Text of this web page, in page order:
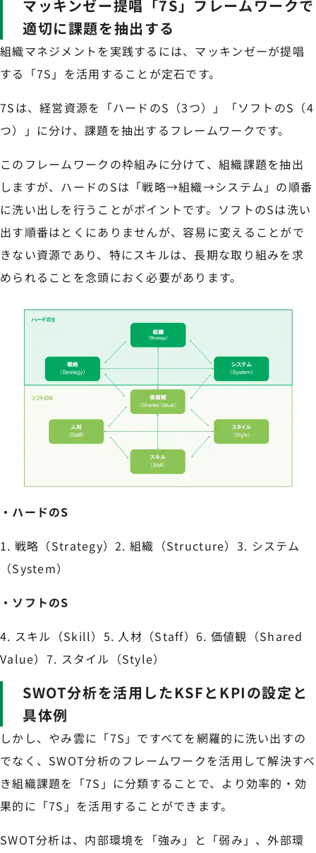
マッキンゼー提唱「7S」フレームワークで
適切に課題を抽出する
組織マネジメントを実践するには、マッキンゼーが提唱
する「7S」を活用することが定石です。
7Sは、経営資源を「ハードのS（3つ）」「ソフトのS（4
つ）」に分け、課題を抽出するフレームワークです。
このフレームワークの枠組みに分けて、組織課題を抽出
しますが、ハードのSは「戦略→組織→システム」の順番
に洗い出しを行うことがポイントです。ソフトのSは洗い
出す順番はとくにありませんが、容易に変えることがで
きない資源であり、特にスキルは、長期な取り組みを求
められることを念頭におく必要があります。
・ハードのS
1. 戦略（Strategy）2. 組織（Structure）3. システム
（System）
・ソフトのS
4. スキル（Skill）5. 人材（Staff）6. 価値観（Shared
Value）7. スタイル（Style）
SWOT分析を活用したKSFとKPIの設定と
具体例
しかし、やみ雲に「7S」ですべてを網羅的に洗い出すの
でなく、SWOT分析のフレームワークを活用して解決すべ
き組織課題を「7S」に分類することで、より効率的・効
果的に「7S」を活用することができます。
SWOT分析は、内部環境を「強み」と「弱み」、外部環